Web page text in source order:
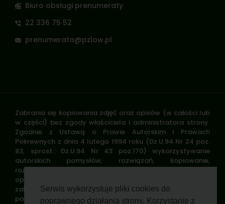
Serwis wykorzystuje pliki cookies do
poprawnego działania strony. Korzystanie z
Biuro obsługi prenumeraty
22 336 75 52
prenumerata@pzlow.pl
Zabrania się kopiowania zdjęć oraz opisów (w całości lub
w części) bez zgody właściciela i administratora strony.
Zgodnie z Ustawą o Prawie Autorskim i Prawach
Pokrewnych z dnia 4 lutego 1994 roku (Dz.U.94 Nr 24 poz.
83, sprost.: Dz.U.94 Nr 43 poz.170) wykorzystywanie
autorskich pomysłów, rozwiązań, kopiowanie,
rozpowszechnianie zdjęć, fragmentów grafiki, tekstów
opisów w celach zarobkowych, bez zezwolenia autora jest
zabronione i stanowi naruszenie praw autorskich oraz
podlega karze. Znaki towarowe i graficzne są własnością